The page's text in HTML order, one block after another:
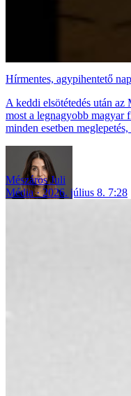
Hírmentes, agypihentető
A keddi elsötétedés után az
most a legnagyobb magyar
minden esetben
Mészáros Juli
Média
2026. július 8. 7:28